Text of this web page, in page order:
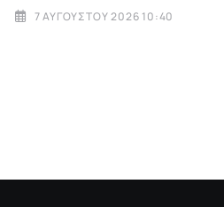
7 ΑΥΓΟΎΣΤΟΥ 2026 10:40